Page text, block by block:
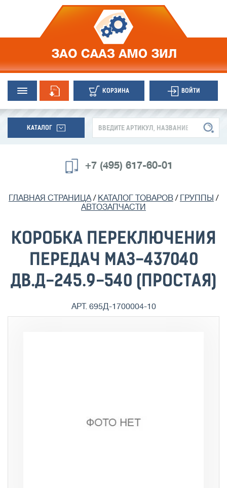
+7 (495) 617-60-01
КАТАЛОГ
КОРЗИНА ВОЙТИ
ГЛАВНАЯ СТРАНИЦА/ КАТАЛОГ ТОВАРОВ/ ГРУППЫ /
АВТОЗАПЧАСТИ
КОРОБКА ПЕРЕКЛЮЧЕНИЯ
ПЕРЕДАЧ МАЗ-437040
ДВ.Д-245.9-540 (ПРОСТАЯ)
АРТ. 695Д-1700004-10